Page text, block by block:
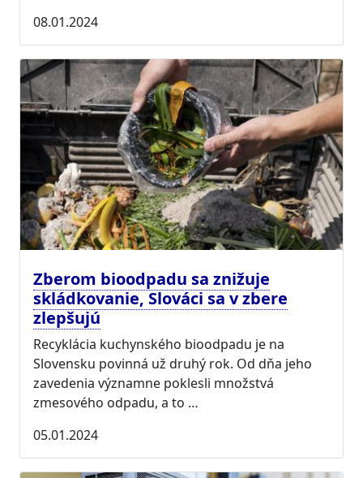
08.01.2024
Zberom bioodpadu sa znižuje
skládkovanie, Slováci sa v zbere
zlepšujú
Recyklácia kuchynského bioodpadu je na
Slovensku povinná už druhý rok. Od dňa jeho
zavedenia významne poklesli množstvá
zmesového odpadu, a to …
05.01.2024